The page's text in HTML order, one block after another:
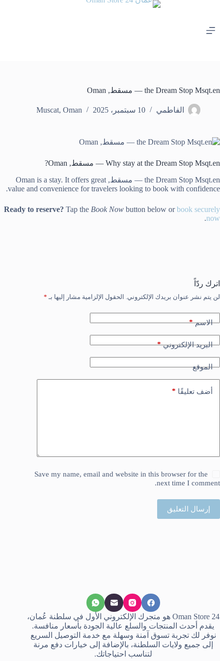
the Dream Stop Msqt.en — مسقط, Oman
الفاطمي 10 سبتمبر، 2025 Muscat, Oman
Why stay at the Dream Stop Msqt.en — مسقط, Oman?
the Dream Stop Msqt.en — مسقط, Oman is a stay. It offers great
value and convenience for travelers looking to book with confidence.
Ready to reserve? Tap the Book Now button below orbook securely
now
.
اترك ردّاً
لن يتم نشر عنوان بريدك الإلكتروني. الحقول الإلزامية مشار إليها بـ *
الاسم*
البريد الإلكتروني*
الموقع
أضف تعليقًا *
Save my name, email and website in this browser for the
next time I comment.
إرسال التعليق
Oman Store 24 هو متجرك الإلكتروني الأول في سلطنة عُمان،
يقدم أحدث المنتجات والسلع عالية الجودة بأسعار منافسة.
نوفر لك تجربة تسوق آمنة وسهلة مع خدمة التوصيل السريع
إلى جميع ولايات السلطنة، بالإضافة إلى خيارات دفع مرنة
لتناسب احتياجاتك.